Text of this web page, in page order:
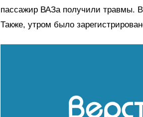
пассажир ВАЗа получили травмы.
Также, утром было